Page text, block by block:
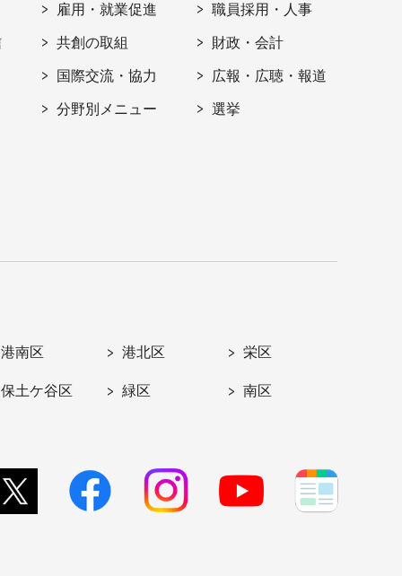
雇用・就業促進
共創の取組
国際交流・協力
分野別メニュー
職員採用・人事
財政・会計
広報・広聴・報道
選挙
港南区 港北区 栄区
保土ケ谷区 緑区 南区